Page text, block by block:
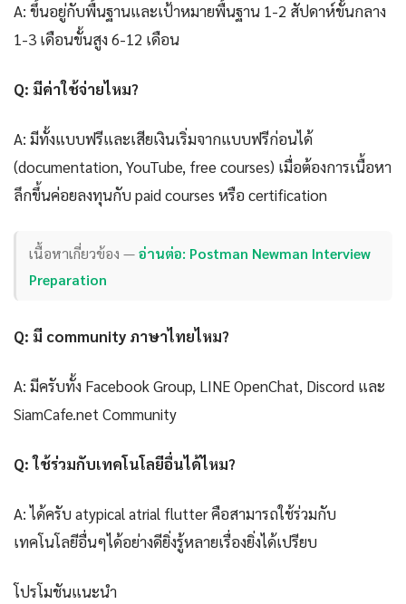
A: ขึ้นอยู่กับพื้นฐานและเป้าหมายพื้นฐาน 1-2 สัปดาห์ขั้นกลาง
1-3 เดือนขั้นสูง 6-12 เดือน
Q: มีค่าใช้จ่ายไหม?
A: มีทั้งแบบฟรีและเสียเงินเริ่มจากแบบฟรีก่อนได้
(documentation, YouTube, free courses) เมื่อต้องการเนื้อหา
ลึกขึ้นค่อยลงทุนกับ paid courses หรือ certification
เนื้อหาเกี่ยวข้อง —อ่านต่อ: Postman Newman Interview
Preparation
Q: มี community ภาษาไทยไหม?
A: มีครับทั้ง Facebook Group, LINE OpenChat, Discord และ
SiamCafe.net Community
Q: ใช้ร่วมกับเทคโนโลยีอื่นได้ไหม?
A: ได้ครับ atypical atrial flutter คือสามารถใช้ร่วมกับ
เทคโนโลยีอื่นๆได้อย่างดียิ่งรู้หลายเรื่องยิ่งได้เปรียบ
โปรโมชันแนะนำ